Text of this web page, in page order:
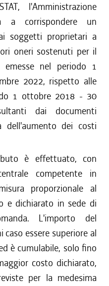
l'Amministrazione
a corrispondere un
soggetti proprietari a
oneri sostenuti per il
nel periodo 1
2022, rispetto alle
1 ottobre 2018 - 30
dai documenti
dell'aumento dei costi
è effettuato, con
competente in
proporzionale al
e dichiarato in sede di
L'importo del
essere superiore al
è cumulabile, solo fino
costo dichiarato,
per la medesima